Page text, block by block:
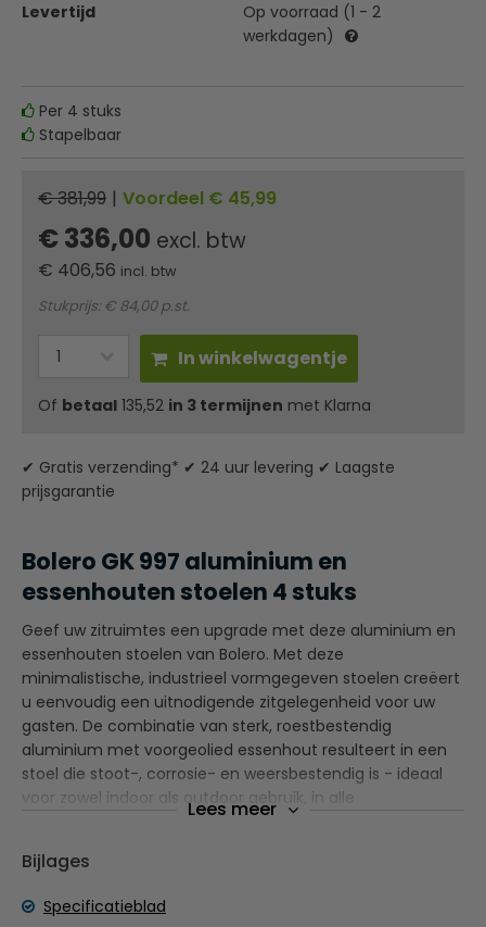
Levertijd
Op voorraad (1 - 2
werkdagen)
Per 4 stuks
Stapelbaar
€ 381,99 | Voordeel € 45,99
€ 336,00 excl. btw
€ 406,56 incl. btw
Stukprijs: € 84,00 p.st.
In winkelwagentje
Of betaal 135,52 in 3 termijnen met Klarna
✔ Gratis verzending* ✔ 24 uur levering ✔ Laagste
prijsgarantie
Bolero GK 997 aluminium en
essenhouten stoelen 4 stuks
Geef uw zitruimtes een upgrade met deze aluminium en
essenhouten stoelen van Bolero. Met deze
minimalistische, industrieel vormgegeven stoelen creëert
u eenvoudig een uitnodigende zitgelegenheid voor uw
gasten. De combinatie van sterk, roestbestendig
aluminium met voorgeolied essenhout resulteert in een
stoel die stoot-, corrosie- en weersbestendig is - ideaal
voor zowel indoor als outdoor gebruik, in alle
weersomstandigheden. De stoelen wegen slechts 2,95
het stapelbare ontwerp nemen ze weinig opslagruimte in
Lees meer
Bijlages
Specificatieblad